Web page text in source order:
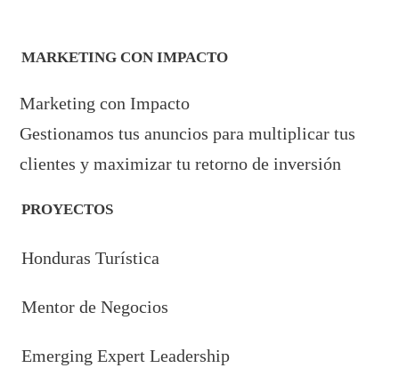
MARKETING CON IMPACTO
Marketing con Impacto
Gestionamos tus anuncios para multiplicar tus
clientes y maximizar tu retorno de inversión
PROYECTOS
Honduras Turística
Mentor de Negocios
Emerging Expert Leadership